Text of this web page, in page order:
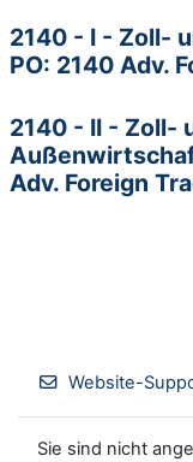
2140 - I - Zoll-
PO: 2140 Adv.
2140 - II - Zoll-
Adv. Foreign
Website-
Sie sind nicht